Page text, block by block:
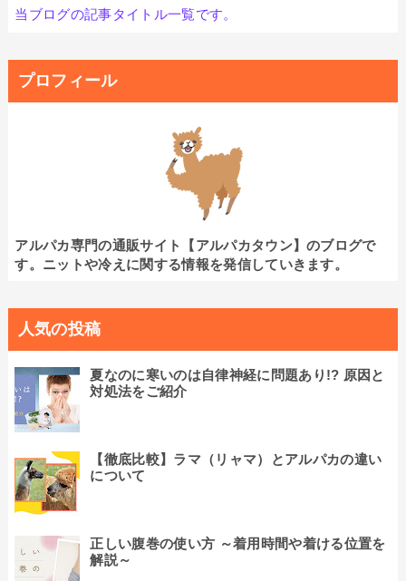
当ブログの記事タイトル一覧です。
プロフィール
アルパカ専門の通販サイト【アルパカタウン】のブログで
す。ニットや冷えに関する情報を発信していきます。
人気の投稿
夏なのに寒いのは自律神経に問題あり!? 原因と
対処法をご紹介
【徹底比較】ラマ（リャマ）とアルパカの違い
について
正しい腹巻の使い方 ～着用時間や着ける位置を
解説～